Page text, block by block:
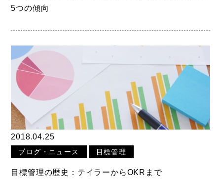
5つの傾向
2018.04.25
ブログ・ニュース 目標管理
目標管理の歴史：テイラーからOKRまで